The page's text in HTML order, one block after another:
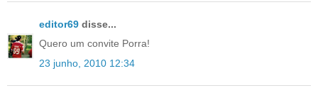
editor69 disse...
Quero um convite Porra!
23 junho, 2010 12:34